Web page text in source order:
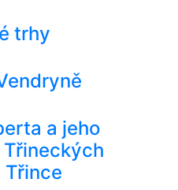
trhy
a jeho
Třince